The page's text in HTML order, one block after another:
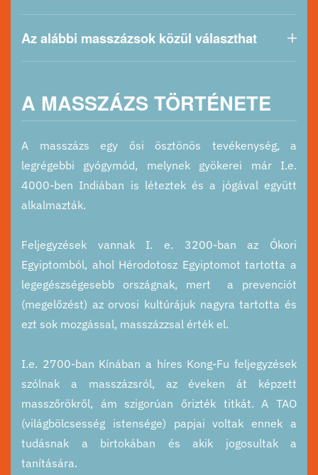
Az alábbi masszázsok közül választhat
A MASSZÁZS TÖRTÉNETE
A masszázs egy ősi ösztönös tevékenység, a
legrégebbi gyógymód, melynek gyökerei már I.e.
4000-ben Indiában is léteztek és a jógával együtt
alkalmazták.
Feljegyzések vannak I. e. 3200-ban az Ókori
Egyiptomból, ahol Hérodotosz Egyiptomot tartotta a
legegészségesebb országnak, mert a prevenciót
(megelőzést) az orvosi kultúrájuk nagyra tartotta és
ezt sok mozgással, masszázzsal érték el.
I.e. 2700-ban Kínában a híres Kong-Fu feljegyzések
szólnak a masszázsról, az éveken át képzett
masszőrökről, ám szigorúan őrizték titkát. A TAO
(világbölcsesség istensége) papjai voltak ennek a
tudásnak a birtokában és akik jogosultak a
tanítására.